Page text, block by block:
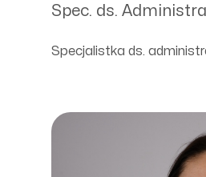
Spec. ds.
Specjalistka ds.